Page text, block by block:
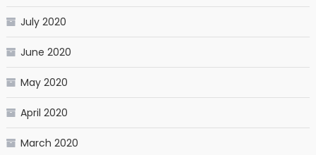
July 2020
June 2020
May 2020
April 2020
March 2020